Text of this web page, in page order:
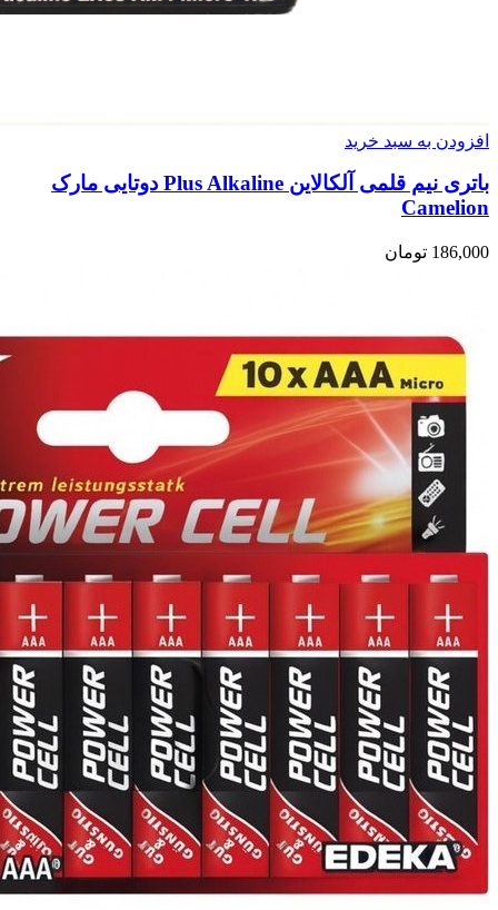
افزودن به سبد خرید
باتری نیم قلمی آلکالاین Plus Alkaline دوتایی مارک
Camelion
186,000 تومان